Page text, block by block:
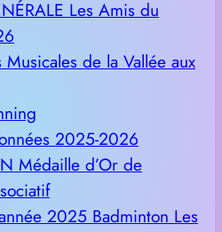
Les Amis du
de la Vallée aux
2025-2026
Médaille d’Or de
2025 Badminton Les